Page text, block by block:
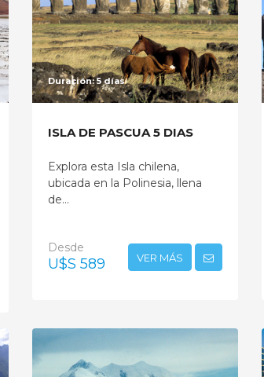
Duración: 5 días
ISLA DE PASCUA 5 DIAS
Explora esta Isla chilena,
ubicada en la Polinesia, llena
de...
Desde
U$S 589 VER MÁS